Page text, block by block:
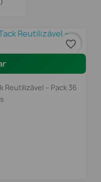
Reutilizável – Pack 36
favorite_border